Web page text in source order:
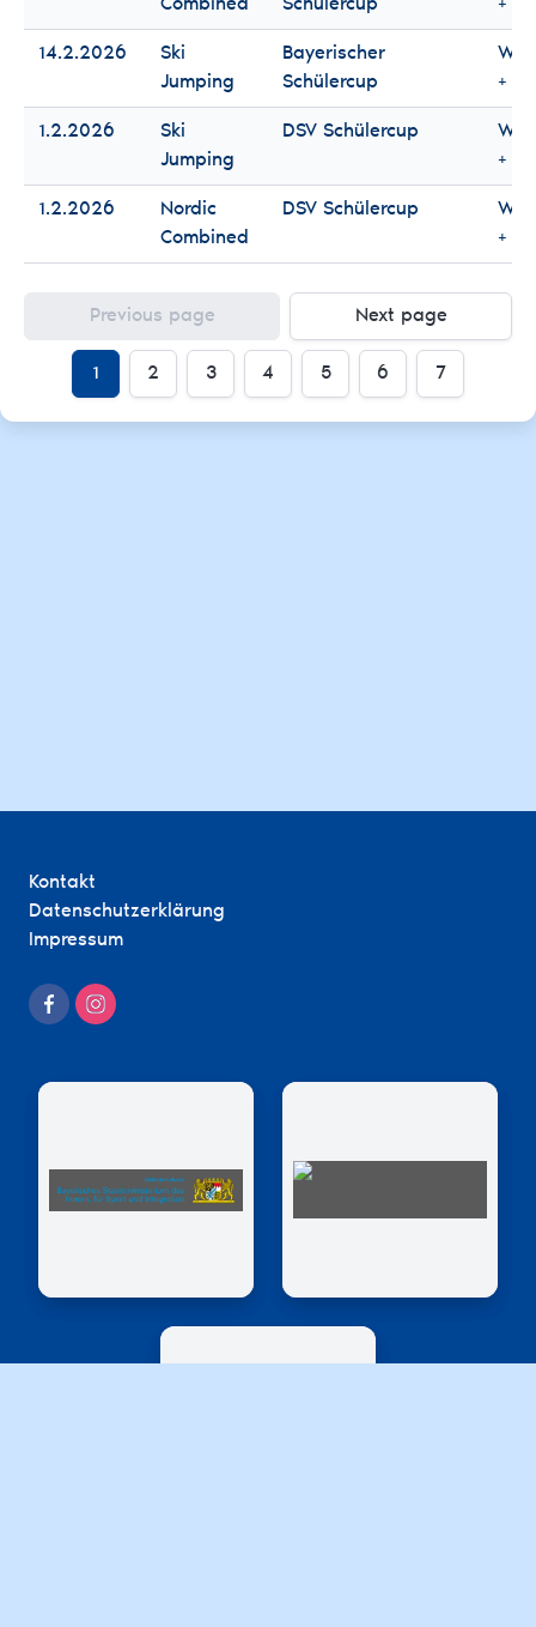
Combined
Schülercup
+
14.2.2026
Ski
Jumping
Bayerischer
Schülercup
+
1.2.2026
Ski
Jumping
DSV Schülercup
+
1.2.2026
Nordic
Combined
DSV Schülercup
+
Previous page Next page
1 2 3 4 5 6 7
Kontakt
Datenschutzerklärung
Impressum